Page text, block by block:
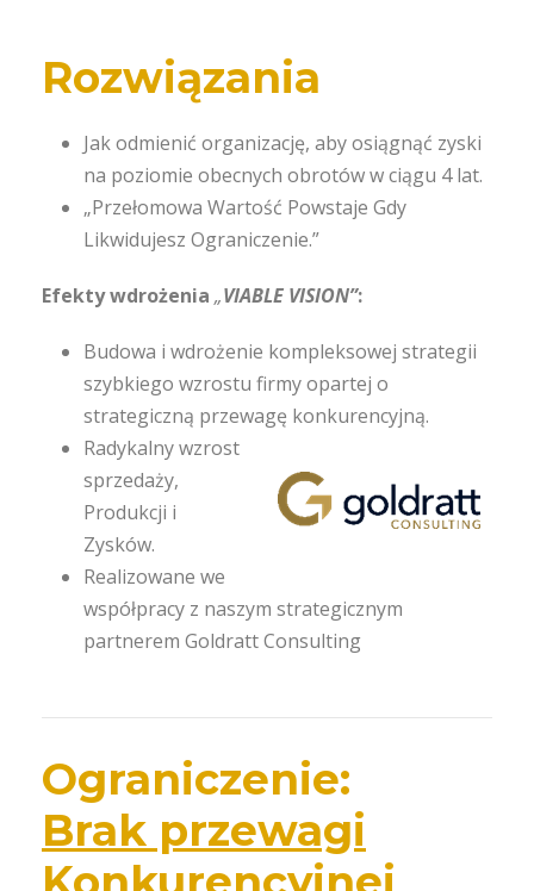
Rozwiązania
Jak odmienić organizację, aby osiągnąć zyski
na poziomie obecnych obrotów w ciągu 4 lat.
„Przełomowa Wartość Powstaje Gdy
Likwidujesz Ograniczenie.”
Efekty wdrożenia „VIABLE VISION”:
Budowa i wdrożenie kompleksowej strategii
szybkiego wzrostu firmy opartej o
strategiczną przewagę konkurencyjną.
Radykalny wzrost
sprzedaży,
Produkcji i
Zysków.
Realizowane we
współpracy z naszym strategicznym
partnerem Goldratt Consulting
Ograniczenie:
Brak przewagi